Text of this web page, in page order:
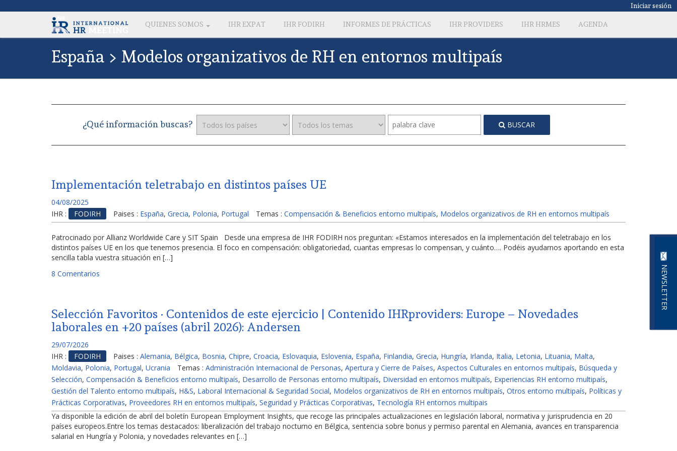
Iniciar sesión
QUIENES SOMOS IHR EXPAT IHR FODIRH INFORMES DE PRÁCTICAS IHR PROVIDERS IHR HRMES AGENDA
NEWSLETTER
España > Modelos organizativos de RH en entornos multipaís
¿Qué información buscas? BUSCAR
Implementación teletrabajo en distintos países UE
04/08/2025
IHR :
FODIRH Paises : España, Grecia, Polonia, Portugal Temas : Compensación & Beneficios entorno multipaís, Modelos organizativos de RH en entornos multipaís
Patrocinado por Allianz Worldwide Care y SIT Spain Desde una empresa de IHR FODIRH nos preguntan: «Estamos interesados en la implementación del teletrabajo en los
distintos países UE en los que tenemos presencia. El foco en compensación: obligatoriedad, cuantas empresas lo compensan, y cuánto…. Podéis ayudarnos aportando en esta
sencilla tabla vuestra situación en […]
8 Comentarios
Selección Favoritos · Contenidos de este ejercicio | Contenido IHRproviders: Europe – Novedades
laborales en +20 países (abril 2026): Andersen
29/07/2026
IHR :
FODIRH Paises : Alemania, Bélgica, Bosnia, Chipre, Croacia, Eslovaquia, Eslovenia, España, Finlandia, Grecia, Hungría, Irlanda, Italia, Letonia, Lituania, Malta,
Moldavia, Polonia, Portugal, Ucrania Temas : Administración Internacional de Personas, Apertura y Cierre de Países, Aspectos Culturales en entornos multipaís, Búsqueda y
Selección, Compensación & Beneficios entorno multipaís, Desarrollo de Personas entorno multipaís, Diversidad en entornos multipaís, Experiencias RH entorno multipaís,
Gestión del Talento entorno multipaís, H&S, Laboral Internacional & Seguridad Social, Modelos organizativos de RH en entornos multipaís, Otros entorno multipaís, Políticas y
Prácticas Corporativas, Proveedores RH en entornos multipaís, Seguridad y Prácticas Corporativas, Tecnología RH entornos multipais
Ya disponible la edición de abril del boletín European Employment Insights, que recoge las principales actualizaciones en legislación laboral, normativa y jurisprudencia en 20
países europeos.Entre los temas destacados: liberalización del trabajo nocturno en Bélgica, sentencia sobre bonus y permiso parental en Alemania, avances en transparencia
salarial en Hungría y Polonia, y novedades relevantes en […]